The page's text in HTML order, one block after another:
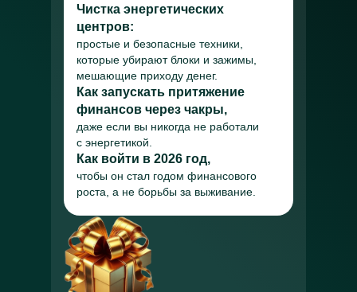
Чистка энергетических
центров:
простые и безопасные техники,
которые убирают блоки и зажимы,
мешающие приходу денег.
Как запускать притяжение
финансов через чакры,
даже если вы никогда не работали
с энергетикой.
Как войти в 2026 год,
чтобы он стал годом финансового
роста, а не борьбы за выживание.